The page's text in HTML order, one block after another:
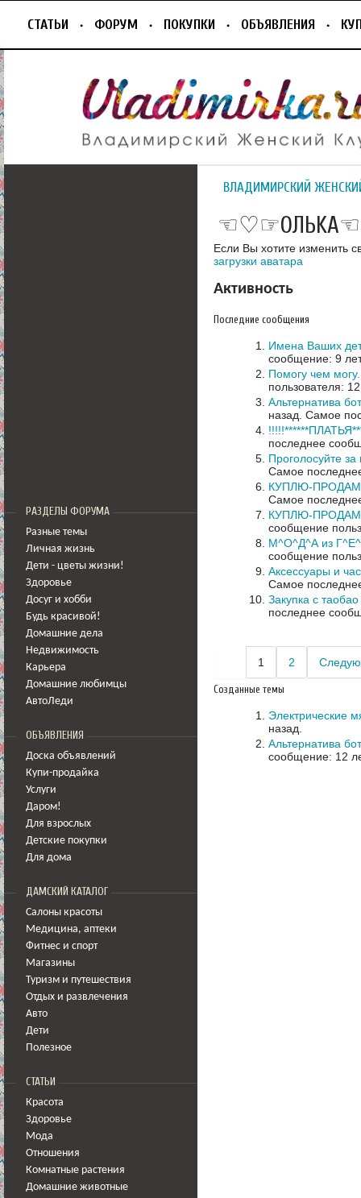
СТАТЬИ ФОРУМ ПОКУПКИ ОБЪЯВЛЕНИЯ
РАЗДЕЛЫ ФОРУМА
Разные темы
Личная жизнь
Дети - цветы жизни!
Здоровье
Досуг и хобби
Будь красивой!
Домашние дела
Недвижимость
Карьера
Домашние любимцы
АвтоЛеди
ОБЪЯВЛЕНИЯ
Доска объявлений
Купи-продайка
Услуги
Даром!
Для взрослых
Детские покупки
Для дома
ДАМСКИЙ КАТАЛОГ
Салоны красоты
Медицина, аптеки
Фитнес и спорт
Магазины
Туризм и путешествия
Отдых и развлечения
Авто
Дети
Полезное
СТАТЬИ
Красота
Здоровье
Мода
Отношения
Комнатные растения
Домашние животные
ВЛАДИМИРСКИЙ
Если Вы хотите изменить
загрузки аватара
Активность
Последние сообщения
Имена Ваших
сообщение: 9
Помогу чем
пользователя:
Альтернатива
назад. Самое
последнее
Проголосуйте
Самое
КУПЛЮ-ПРОДАМ
Самое
КУПЛЮ-
сообщение
М^О^Д^А из
сообщение
Аксессуары и
Самое
Закупка с
последнее
1 2
Созданные темы
Электрические
назад.
Альтернатива
сообщение: 12